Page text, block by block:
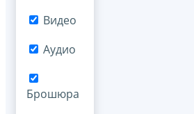
Видео
Аудио
Брошюра